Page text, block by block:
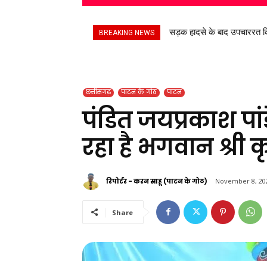
BREAKING NEWS सड़क हादसे के बाद उपचाररत
छत्तीसगढ़ पाटन के गोठ पाटन
पंडित जयप्रकाश
रहा है भगवान श्री
रिपोर्टर - करन साहू (पाटन के गोठ) November 8,
Share